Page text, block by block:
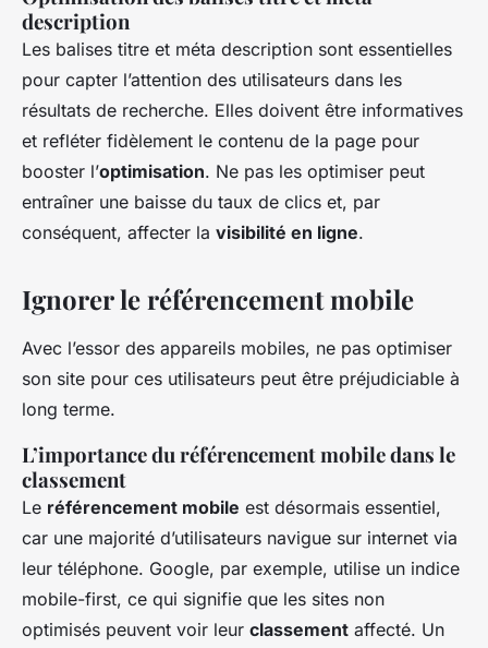
description
Les balises titre et méta description sont essentielles
pour capter l’attention des utilisateurs dans les
résultats de recherche. Elles doivent être informatives
et refléter fidèlement le contenu de la page pour
booster l’optimisation. Ne pas les optimiser peut
entraîner une baisse du taux de clics et, par
conséquent, affecter la visibilité en ligne.
Ignorer le référencement mobile
Avec l’essor des appareils mobiles, ne pas optimiser
son site pour ces utilisateurs peut être préjudiciable à
long terme.
L’importance du référencement mobile dans le
classement
Le référencement mobile est désormais essentiel,
car une majorité d’utilisateurs navigue sur internet via
leur téléphone. Google, par exemple, utilise un indice
mobile-first, ce qui signifie que les sites non
optimisés peuvent voir leur classement affecté. Un